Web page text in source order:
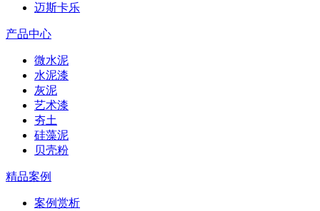
迈斯卡乐
产品中心
微水泥
水泥漆
灰泥
艺术漆
夯土
硅藻泥
贝壳粉
精品案例
案例赏析